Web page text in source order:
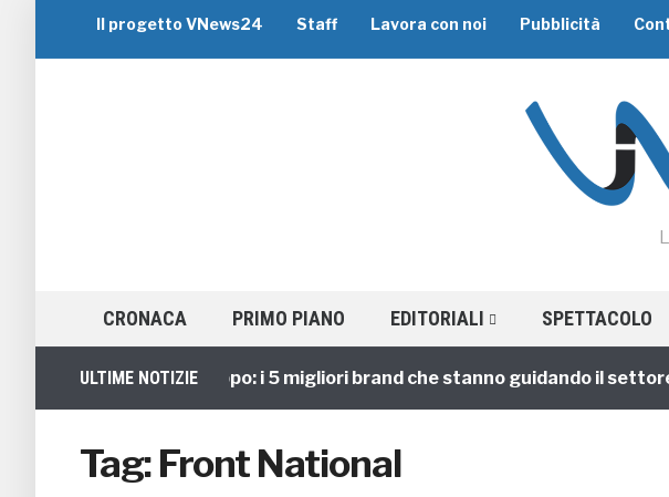
Il progetto VNews24 Staff Lavora con noi Pubblicità
CRONACA PRIMO PIANO EDITORIALI SPETTACOLO
ULTIME NOTIZIE
Viaggi di Gruppo: i 5 migliori brand che stanno guidando il settore
Tag:Front National